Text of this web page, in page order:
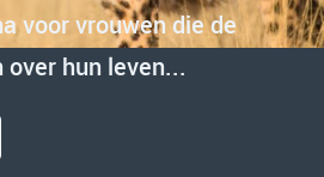
met mij aan.
Mindsetcoaching
coaching,
voor vrouwen die de
hun leven...